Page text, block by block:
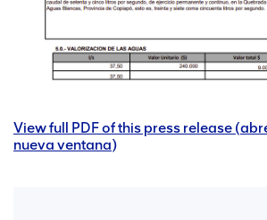
View full PDF of this press release
nueva ventana)